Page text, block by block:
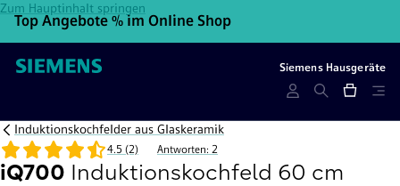
Zum Hauptinhalt springen
Top Angebote % im Online Shop
Siemens Hausgeräte
Induktionskochfelder aus Glaskeramik
iQ700 Induktionskochfeld 60 cm
4.5 (2) Antworten: 2